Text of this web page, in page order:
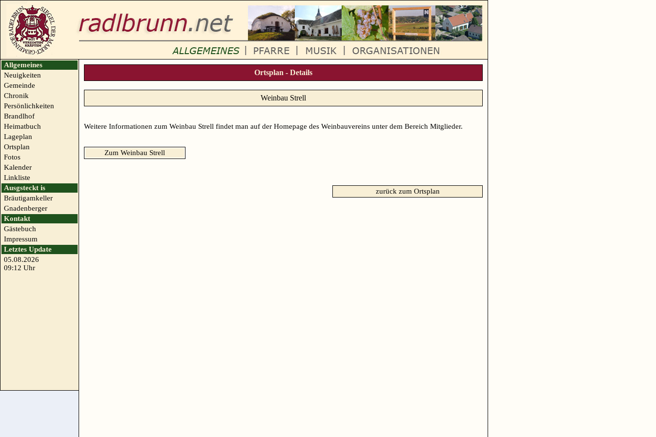
Allgemeines
Neuigkeiten
Gemeinde
Chronik
Persönlichkeiten
Brandlhof
Heimatbuch
Lageplan
Ortsplan
Fotos
Kalender
Linkliste
Ausgsteckt is
Bräutigamkeller
Gnadenberger
Kontakt
Gästebuch
Impressum
Letztes Update
05.08.2026
09:12 Uhr
Ortsplan - Details
Weinbau Strell
Weitere Informationen zum Weinbau Strell findet man auf der Homepage des Weinbauvereins unter dem Bereich Mitglieder.
Zum Weinbau Strell
zurück zum Ortsplan